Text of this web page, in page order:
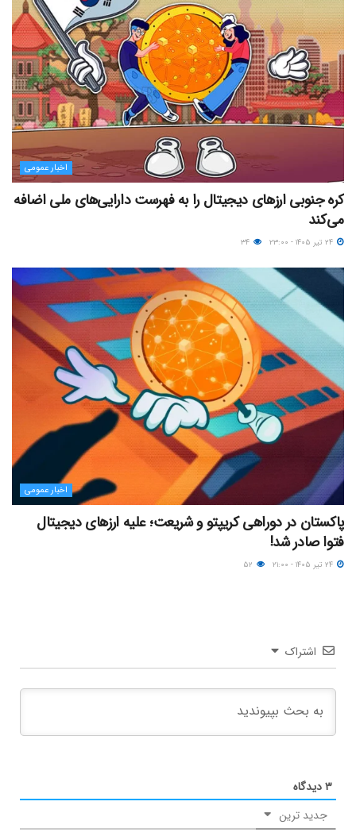
اخبار عمومی
کره جنوبی ارزهای دیجیتال را به فهرست دارایی‌های ملی اضافه
می‌کند
اخبار عمومی
پاکستان در دوراهی کریپتو و شریعت؛ علیه ارزهای دیجیتال
فتوا صادر شد!
اشتراک
۳دیدگاه
جدید ترین